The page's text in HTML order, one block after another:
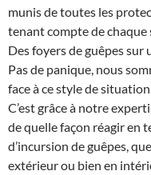
munis de toutes les
tenant compte de
Des foyers de guêpes sur
Pas de panique, nous
face à ce style de
C’est grâce à notre
de quelle façon réagir en
d’incursion de guêpes,
extérieur ou bien en